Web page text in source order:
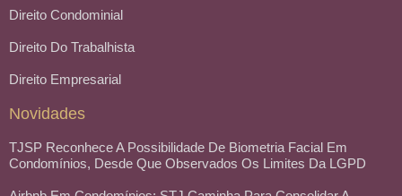
Direito Condominial
Direito Do Trabalhista
Direito Empresarial
Novidades
TJSP Reconhece A Possibilidade De Biometria Facial Em
Condomínios, Desde Que Observados Os Limites Da LGPD